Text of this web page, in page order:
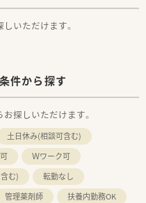
いただけます。
件から探す
探しいただけます。
土日休み(相談可含む)
Ｗワーク可
む)
転勤なし
管理薬剤師
扶養内勤務OK